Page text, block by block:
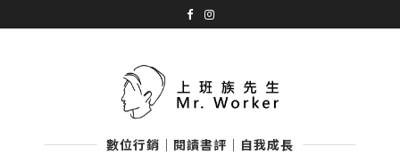
數位行銷｜閱讀書評｜自我成長